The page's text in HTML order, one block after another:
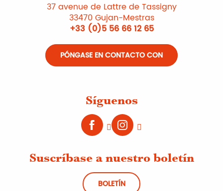
37 avenue de Lattre de Tassigny
33470 Gujan-Mestras
+33 (0)5 56 66 12 65
PÓNGASE EN CONTACTO CON
Síguenos
Suscríbase a nuestro boletín
BOLETÍN